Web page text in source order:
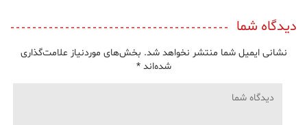
دیدگاه شما
نشانی ایمیل شما منتشر نخواهد شد. بخش‌های موردنیاز علامت‌گذاری
شده‌اند*